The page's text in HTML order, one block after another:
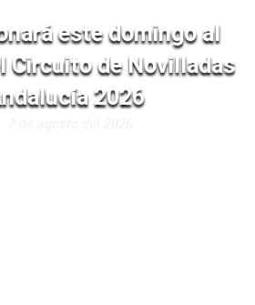
este domingo al
Circuito de Novilladas
2026